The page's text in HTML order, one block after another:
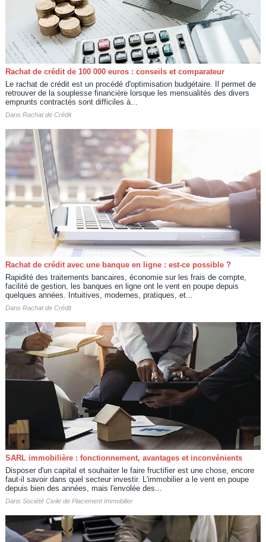
Rachat de crédit de 100 000 euros : conseils et comparateur
Le rachat de crédit est un procédé d'optimisation budgétaire. Il permet de
retrouver de la souplesse financière lorsque les mensualités des divers
emprunts contractés sont difficiles à...
Dans Rachat de Crédit
Rachat de crédit avec une banque en ligne : est-ce possible ?
Rapidité des traitements bancaires, économie sur les frais de compte,
facilité de gestion, les banques en ligne ont le vent en poupe depuis
quelques années. Intuitives, modernes, pratiques, et...
Dans Rachat de Crédit
SARL immobilière : fonctionnement, avantages et inconvénients
Disposer d'un capital et souhaiter le faire fructifier est une chose, encore
faut-il savoir dans quel secteur investir. L'immobilier a le vent en poupe
depuis bien des années, mais l'envolée des...
Dans Société Civile de Placement Immobilier